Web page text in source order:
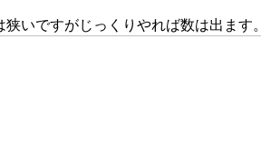
いですがじっくりやれば数は出ます。